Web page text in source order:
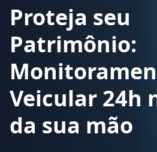
Proteja seu
Patrimônio:
Veicular 24h
da sua mão